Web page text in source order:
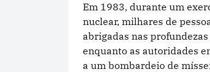
Em 1983, durante um
nuclear, milhares de
abrigadas nas
enquanto as autoridades
a um bombardeio de